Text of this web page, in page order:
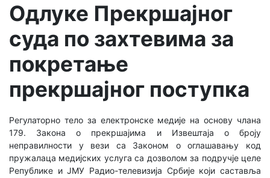
Одлуке Прекршајног
суда по захтевима за
покретање
прекршајног поступка
Регулаторно тело за електронске медије на основу члана
179. Закона о прекршајима и Извештаја о броју
неправилности у вези са Законом о оглашавању код
пружалаца медијских услуга са дозволом за подручје целе
Републике и ЈМУ Радио-телевизија Србије који саставља